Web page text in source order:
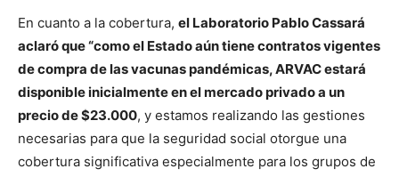
En cuanto a la cobertura, el Laboratorio Pablo Cassará
aclaró que “como el Estado aún tiene contratos vigentes
de compra de las vacunas pandémicas, ARVAC estará
disponible inicialmente en el mercado privado a un
precio de $23.000, y estamos realizando las gestiones
necesarias para que la seguridad social otorgue una
cobertura significativa especialmente para los grupos de